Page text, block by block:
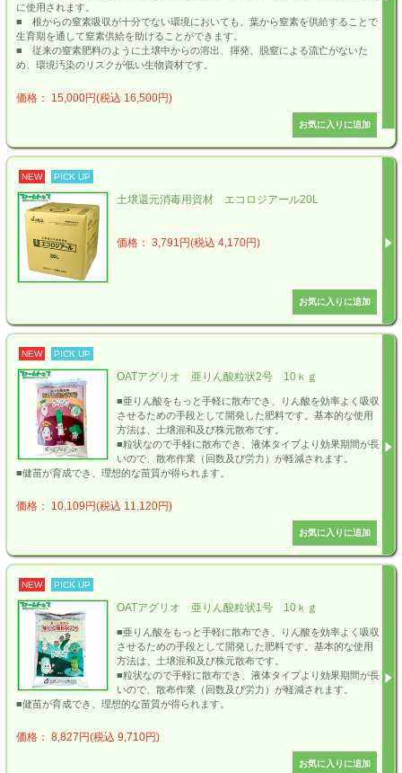
に使用されます。
■ 根からの窒素吸収が十分でない環境においても、葉から窒素を供給することで
生育期を通して窒素供給を助けることができます。
■ 従来の窒素肥料のように土壌中からの溶出、揮発、脱窒による流亡がないた
め、環境汚染のリスクが低い生物資材です。
価格： 15,000円(税込 16,500円)
NEW PICK UP
土壌還元消毒用資材 エコロジアール20L
価格： 3,791円(税込 4,170円)
NEW PICK UP
OATアグリオ 亜りん酸粒状2号 10ｋｇ
■亜りん酸をもっと手軽に散布でき、りん酸を効率よく吸収
させるための手段として開発した肥料です。基本的な使用
方法は、土壌混和及び株元散布です。
■粒状なので手軽に散布でき、液体タイプより効果期間が長
いので、散布作業（回数及び労力）が軽減されます。
■健苗が育成でき、理想的な苗質が得られます。
価格： 10,109円(税込 11,120円)
NEW PICK UP
OATアグリオ 亜りん酸粒状1号 10ｋｇ
■亜りん酸をもっと手軽に散布でき、りん酸を効率よく吸収
させるための手段として開発した肥料です。基本的な使用
方法は、土壌混和及び株元散布です。
■粒状なので手軽に散布でき、液体タイプより効果期間が長
いので、散布作業（回数及び労力）が軽減されます。
■健苗が育成でき、理想的な苗質が得られます。
価格： 8,827円(税込 9,710円)